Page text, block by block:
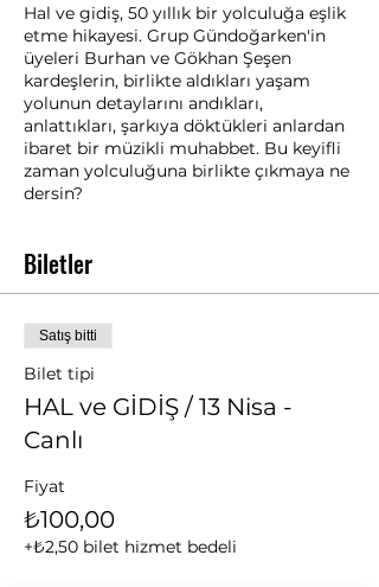
Hal ve gidiş, 50 yıllık bir yolculuğa eşlik
etme hikayesi. Grup Gündoğarken'in
üyeleri Burhan ve Gökhan Şeşen
kardeşlerin, birlikte aldıkları yaşam
yolunun detaylarını andıkları,
anlattıkları, şarkıya döktükleri anlardan
ibaret bir müzikli muhabbet. Bu keyifli
zaman yolculuğuna birlikte çıkmaya ne
dersin?
Biletler
Satış bitti
Bilet tipi
HAL ve GİDİŞ / 13 Nisa -
Canlı
Fiyat
₺100,00
+₺2,50 bilet hizmet bedeli